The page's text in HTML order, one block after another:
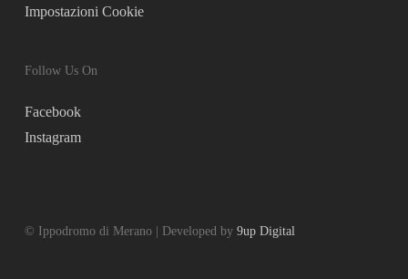
Impostazioni Cookie
Follow Us On
Facebook
Instagram
© Ippodromo di Merano | Developed by 9up Digital